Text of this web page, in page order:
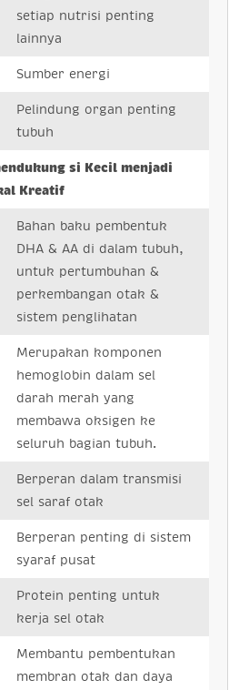
setiap nutrisi penting
lainnya
Sumber energi
Pelindung organ penting
tubuh
si Kecil menjadi
Kreatif
Bahan baku pembentuk
DHA & AA di dalam tubuh,
untuk pertumbuhan &
perkembangan otak &
sistem penglihatan
Merupakan komponen
hemoglobin dalam sel
darah merah yang
membawa oksigen ke
seluruh bagian tubuh.
Berperan dalam transmisi
sel saraf otak
Berperan penting di sistem
syaraf pusat
Protein penting untuk
kerja sel otak
Membantu pembentukan
membran otak dan daya